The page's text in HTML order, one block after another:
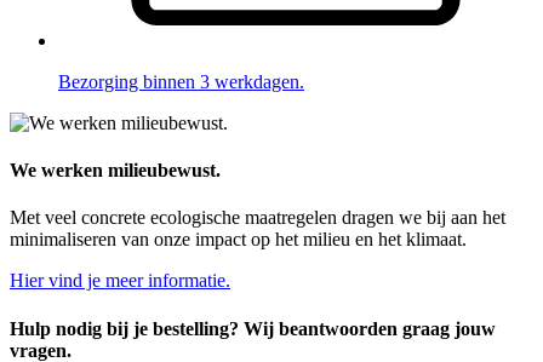
Bezorging binnen 3 werkdagen.
We werken milieubewust.
Met veel concrete ecologische maatregelen dragen we bij aan het
minimaliseren van onze impact op het milieu en het klimaat.
Hier vind je meer informatie.
Hulp nodig bij je bestelling? Wij beantwoorden graag jouw
vragen.